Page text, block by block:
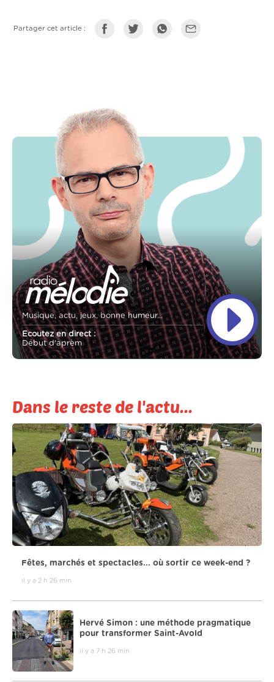
Partager cet article :
Musique, actu, jeux, bonne humeur...
Ecoutez en direct :
Début d'aprèm
Dans le reste de l'actu...
Fêtes, marchés et spectacles... où sortir ce week-end ?
il y a 2 h 26 min
Hervé Simon : une méthode pragmatique
pour transformer Saint-Avold
il y a 7 h 26 min